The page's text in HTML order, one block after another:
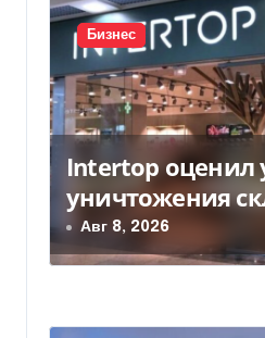
и
с
я
м
Бизнес
Intertop оценил
уничтожения
млн грн
Авг 8, 2026